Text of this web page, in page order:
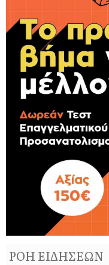
ΡΟΗ ΕΙΔΗΣΕΩΝ